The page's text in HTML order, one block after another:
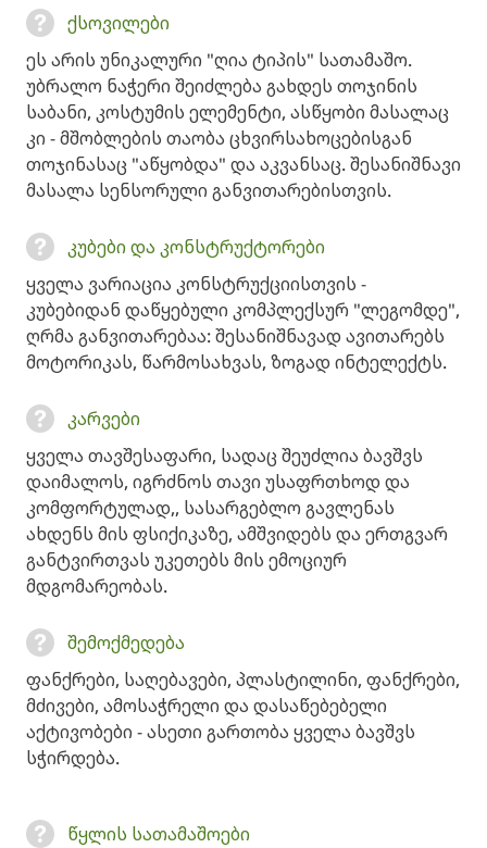
ქსოვილები
ეს არის უნიკალური "ღია ტიპის" სათამაშო.
უბრალო ნაჭერი შეიძლება გახდეს თოჯინის
საბანი, კოსტუმის ელემენტი, ასწყობი მასალაც
კი - მშობლების თაობა ცხვირსახოცებისგან
თოჯინასაც "აწყობდა" და აკვანსაც. შესანიშნავი
მასალა სენსორული განვითარებისთვის.
კუბები და კონსტრუქტორები
ყველა ვარიაცია კონსტრუქციისთვის -
კუბებიდან დაწყებული კომპლექსურ "ლეგომდე",
ღრმა განვითარებაა: შესანიშნავად ავითარებს
მოტორიკას, წარმოსახვას, ზოგად ინტელექტს.
კარვები
ყველა თავშესაფარი, სადაც შეუძლია ბავშვს
დაიმალოს, იგრძნოს თავი უსაფრთხოდ და
კომფორტულად,, სასარგებლო გავლენას
ახდენს მის ფსიქიკაზე, ამშვიდებს და ერთგვარ
განტვირთვას უკეთებს მის ემოციურ
მდგომარეობას.
შემოქმედება
ფანქრები, საღებავები, პლასტილინი, ფანქრები,
მძივები, ამოსაჭრელი და დასაწებებელი
აქტივობები - ასეთი გართობა ყველა ბავშვს
სჭირდება.
წყლის სათამაშოები